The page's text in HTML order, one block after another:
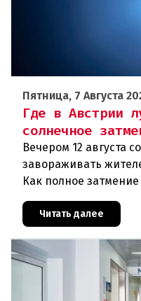
Пятница, 7 Августа
Где в Австрии
солнечное
Вечером 12 августа
завораживать
Как полное
частности, в
оно будет частичным
Читать далее